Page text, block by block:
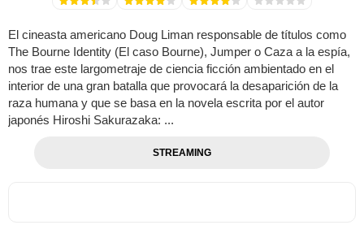
El cineasta americano Doug Liman responsable de títulos como
The Bourne Identity (El caso Bourne), Jumper o Caza a la espía,
nos trae este largometraje de ciencia ficción ambientado en el
interior de una gran batalla que provocará la desaparición de la
raza humana y que se basa en la novela escrita por el autor
japonés Hiroshi Sakurazaka: ...
STREAMING